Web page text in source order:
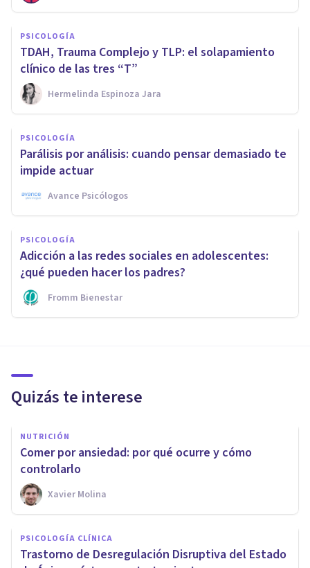
PSICOLOGÍA
TDAH, Trauma Complejo y TLP: el solapamiento
clínico de las tres “T”
Hermelinda Espinoza Jara
PSICOLOGÍA
Parálisis por análisis: cuando pensar demasiado te
impide actuar
Avance Psicólogos
PSICOLOGÍA
Adicción a las redes sociales en adolescentes:
¿qué pueden hacer los padres?
Fromm Bienestar
Quizás te interese
NUTRICIÓN
Comer por ansiedad: por qué ocurre y cómo
controlarlo
Xavier Molina
PSICOLOGÍA CLÍNICA
Trastorno de Desregulación Disruptiva del Estado